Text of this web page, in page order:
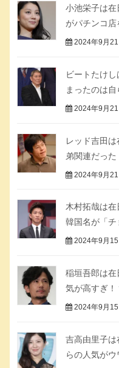
小池栄子は
がパチンコ店
2024年9月21
ビートたけ
まったのは自
2024年9月21
レッド吉田
弟関連だった
2024年9月21
木村拓哉は在
韓国名が「チ
2024年9月15
稲垣吾郎は在
気が高すぎ！
2024年9月15
吉高由里子
らの人気がウ